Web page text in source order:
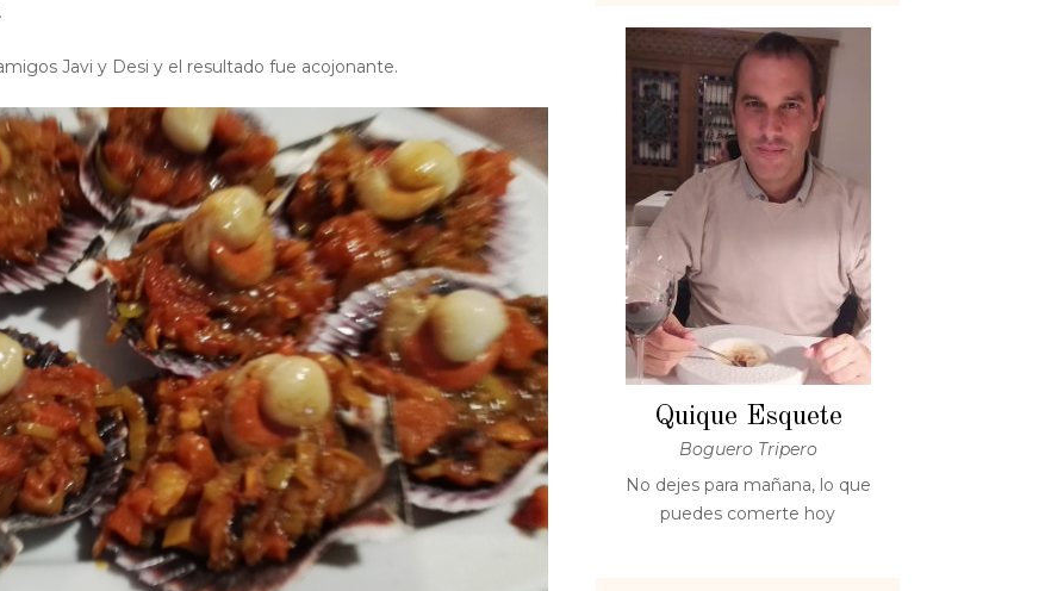
Javi y Desi y el resultado fue acojonante.
Quique Esquete
Boguero Tripero
No dejes para mañana, lo que
puedes comerte hoy